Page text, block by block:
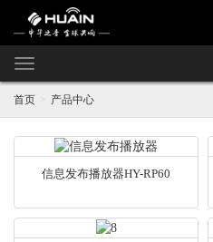
Toggle
navigation
首页 产品中心
信息发布播放器HY-RP60